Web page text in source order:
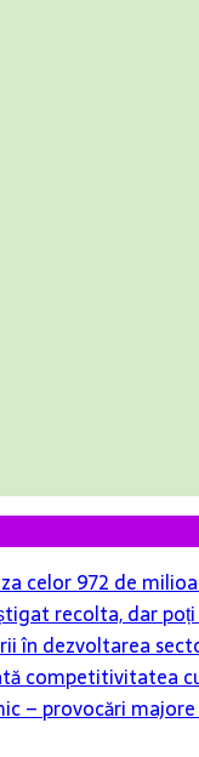
celor 972 de
recolta, dar
în dezvoltarea
competitivitatea
– provocări